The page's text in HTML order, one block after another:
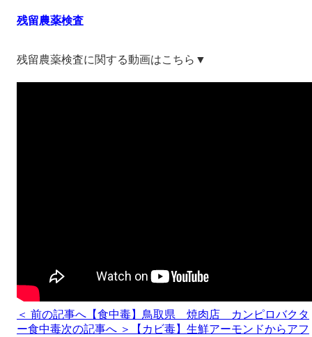
残留農薬検査
残留農薬検査に関する動画はこちら▼
＜ 前の記事へ 【食中毒】鳥取県 焼肉店 カンピロバクタ
ー食中毒次の記事へ ＞
【カビ毒】生鮮アーモンドからアフ